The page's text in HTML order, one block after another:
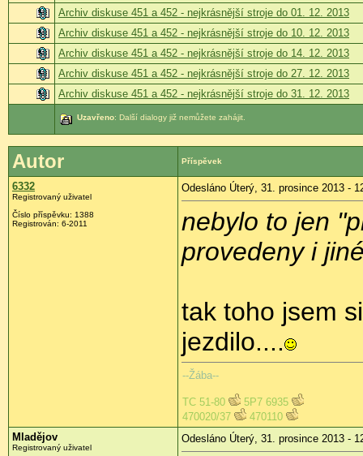
Archiv diskuse 451 a 452 - nejkrásnější stroje do 01. 12. 2013
Archiv diskuse 451 a 452 - nejkrásnější stroje do 10. 12. 2013
Archiv diskuse 451 a 452 - nejkrásnější stroje do 14. 12. 2013
Archiv diskuse 451 a 452 - nejkrásnější stroje do 27. 12. 2013
Archiv diskuse 451 a 452 - nejkrásnější stroje do 31. 12. 2013
Uzavřeno: Další dialogy již nemůžete zahájit.
Autor Příspěvek
6332
Registrovaný uživatel
Číslo příspěvku: 1388
Registrován: 6-2011
Odesláno Úterý, 31. prosince 2013 -
nebylo to jen
provedeny i
tak toho jsem
jezdilo....
--Žába--
TC 51-80
5P7 6935
470020/37
470110
Mladějov
Registrovaný uživatel
Odesláno Úterý, 31. prosince 2013 -